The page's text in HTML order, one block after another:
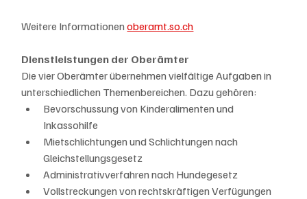
Weitere Informationen oberamt.so.ch
Dienstleistungen der Oberämter
Die vier Oberämter übernehmen vielfältige Aufgaben in
unterschiedlichen Themenbereichen. Dazu gehören:
Bevorschussung von Kinderalimenten und
Inkassohilfe
Mietschlichtungen und Schlichtungen nach
Gleichstellungsgesetz
Administrativverfahren nach Hundegesetz
Vollstreckungen von rechtskräftigen Verfügungen